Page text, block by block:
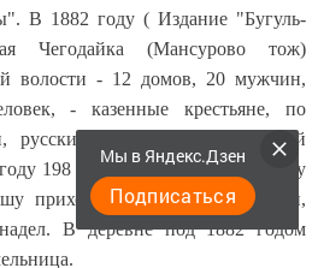
В 1882 году ( Издание "Бугуль-
Чегодайка (Мансурово тож)
волости - 12 домов, 20 мужчин,
- казенные крестьяне, по
русские". За сельской общиной
198 деся­тин земли, в 1882 году
приходилось около 10 десятин,
В деревне под 1882 годом
Мы в Яндекс.Дзен
Подписаться